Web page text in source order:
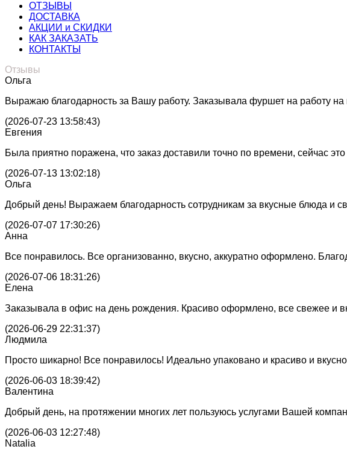
ОТЗЫВЫ
ДОСТАВКА
АКЦИИ и СКИДКИ
КАК ЗАКАЗАТЬ
КОНТАКТЫ
Отзывы
Ольга
Выражаю благодарность за Вашу работу. Заказывала фуршет на работу
(2026-07-23 13:58:43)
Евгения
Была приятно поражена, что заказ доставили точно по времени, сейчас
(2026-07-13 13:02:18)
Ольга
Добрый день! Выражаем благодарность сотрудникам за вкусные блюда и
(2026-07-07 17:30:26)
Анна
Все понравилось. Все организованно, вкусно, аккуратно оформлено.
(2026-07-06 18:31:26)
Елена
Заказывала в офис на день рождения. Красиво оформлено, все свежее и
(2026-06-29 22:31:37)
Людмила
Просто шикарно! Все понравилось! Идеально упаковано и красиво и
(2026-06-03 18:39:42)
Валентина
Добрый день, на протяжении многих лет пользуюсь услугами Вашей
(2026-06-03 12:27:48)
Natalia